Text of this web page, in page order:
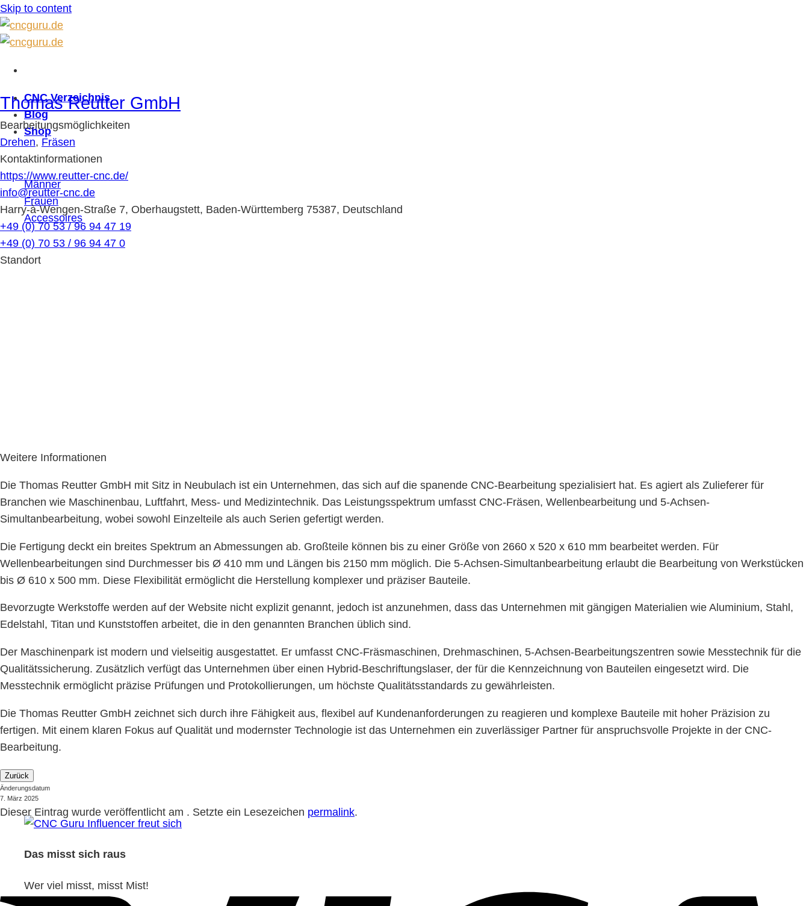
Skip to content
CNC Verzeichnis
Blog
Shop
Männer
Frauen
Accessoires
Das misst sich raus
Wer viel misst, misst Mist!
Thomas Reutter GmbH
Bearbeitungsmöglichkeiten
Drehen, Fräsen
Kontaktinformationen
https://www.reutter-cnc.de/
info@reutter-cnc.de
Harry-à-Wengen-Straße 7, Oberhaugstett, Baden-Württemberg 75387, Deutschland
+49 (0) 70 53 / 96 94 47 19
+49 (0) 70 53 / 96 94 47 0
Standort
Weitere Informationen
Die Thomas Reutter GmbH mit Sitz in Neubulach ist ein Unternehmen, das sich auf die spanende CNC-Bearbeitung spezialisiert hat. Es agiert als Zulieferer für
Branchen wie Maschinenbau, Luftfahrt, Mess- und Medizintechnik. Das Leistungsspektrum umfasst CNC-Fräsen, Wellenbearbeitung und 5-Achsen-
Simultanbearbeitung, wobei sowohl Einzelteile als auch Serien gefertigt werden.
Die Fertigung deckt ein breites Spektrum an Abmessungen ab. Großteile können bis zu einer Größe von 2660 x 520 x 610 mm bearbeitet werden. Für
Wellenbearbeitungen sind Durchmesser bis Ø 410 mm und Längen bis 2150 mm möglich. Die 5-Achsen-Simultanbearbeitung erlaubt die Bearbeitung von Werkstücken
bis Ø 610 x 500 mm. Diese Flexibilität ermöglicht die Herstellung komplexer und präziser Bauteile.
Bevorzugte Werkstoffe werden auf der Website nicht explizit genannt, jedoch ist anzunehmen, dass das Unternehmen mit gängigen Materialien wie Aluminium, Stahl,
Edelstahl, Titan und Kunststoffen arbeitet, die in den genannten Branchen üblich sind.
Der Maschinenpark ist modern und vielseitig ausgestattet. Er umfasst CNC-Fräsmaschinen, Drehmaschinen, 5-Achsen-Bearbeitungszentren sowie Messtechnik für die
Qualitätssicherung. Zusätzlich verfügt das Unternehmen über einen Hybrid-Beschriftungslaser, der für die Kennzeichnung von Bauteilen eingesetzt wird. Die
Messtechnik ermöglicht präzise Prüfungen und Protokollierungen, um höchste Qualitätsstandards zu gewährleisten.
Die Thomas Reutter GmbH zeichnet sich durch ihre Fähigkeit aus, flexibel auf Kundenanforderungen zu reagieren und komplexe Bauteile mit hoher Präzision zu
fertigen. Mit einem klaren Fokus auf Qualität und modernster Technologie ist das Unternehmen ein zuverlässiger Partner für anspruchsvolle Projekte in der CNC-
Bearbeitung.
Zurück
Änderungsdatum
7. März 2025
Dieser Eintrag wurde veröffentlicht am . Setzte ein Lesezeichen permalink.